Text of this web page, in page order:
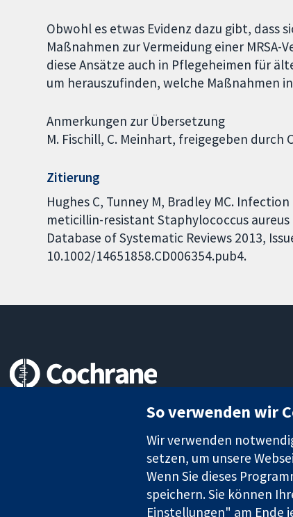
Obwohl es etwas Evidenz dazu gibt, dass
Maßnahmen zur Vermeidung einer
diese Ansätze auch in Pflegeheimen für
um herauszufinden, welche Maßnahmen
Anmerkungen zur Übersetzung
M. Fischill, C. Meinhart, freigegeben durch
Zitierung
Hughes C, Tunney M, Bradley MC.
meticillin-resistant Staphylococcus
Database of Systematic Reviews 2013,
10.1002/14651858.CD006354.pub4.
Die Cochrane Collaboration ist eine gemeinützige
Identifikationsnummer GB 718 2127 49.
So verwenden wir
Wir verwenden
setzen, um unsere
Wenn Sie dieses
speichern. Sie können
Einstellungen" am Ende